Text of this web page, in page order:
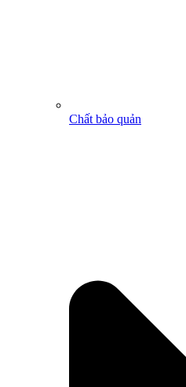
Chất bảo quản